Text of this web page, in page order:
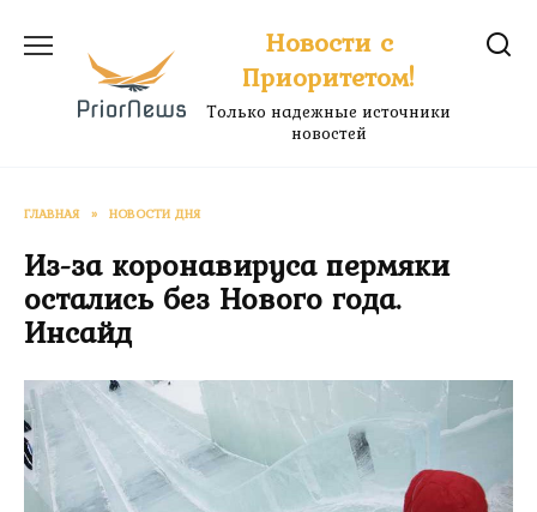
содержанию
Новости с
Приоритетом!
Только надежные источники
новостей
ГЛАВНАЯ » НОВОСТИ ДНЯ
Из-за коронавируса пермяки
остались без Нового года.
Инсайд